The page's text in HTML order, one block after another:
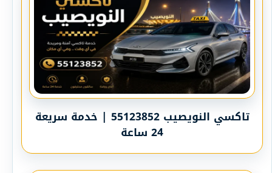
تاكسي النويصيب 55123852 | خدمة سريعة
24 ساعة